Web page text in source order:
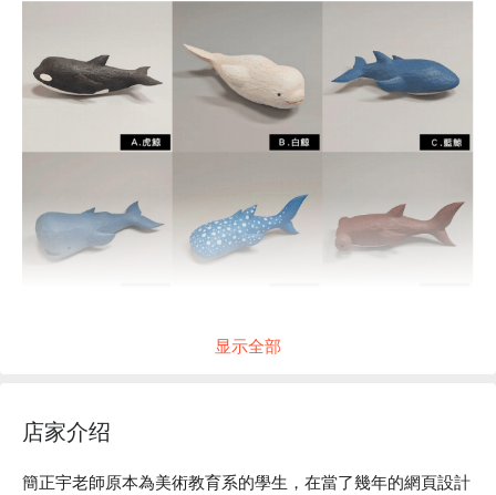
显示全部
店家介绍
簡正宇老師原本為美術教育系的學生，在當了幾年的網頁設計